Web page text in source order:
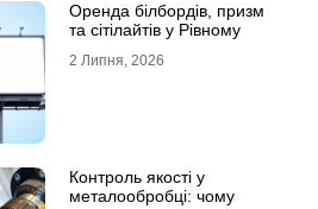
Оренда білбордів, призм
та сітілайтів у Рівному
2 Липня, 2026
Контроль якості у
металообробці: чому